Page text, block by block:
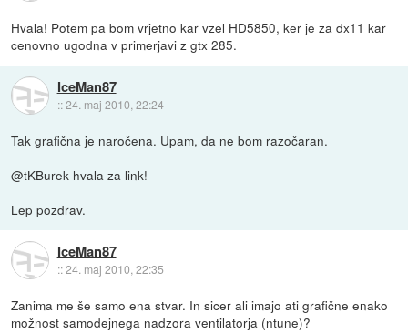
Hvala! Potem pa bom vrjetno kar vzel HD5850, ker je za dx11 kar
cenovno ugodna v primerjavi z gtx 285.
IceMan87
::24. maj 2010, 22:24
Tak grafična je naročena. Upam, da ne bom razočaran.
@tKBurek hvala za link!
Lep pozdrav.
IceMan87
::24. maj 2010, 22:35
Zanima me še samo ena stvar. In sicer ali imajo ati grafične enako
možnost samodejnega nadzora ventilatorja (ntune)?